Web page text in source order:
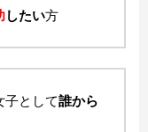
したい方
子として誰から